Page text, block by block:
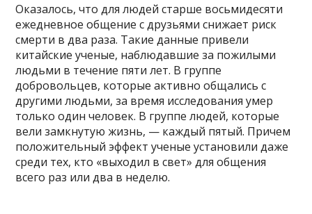
Оказалось, что для людей старше восьмидесяти
ежедневное общение с друзьями снижает риск
смерти в два раза. Такие данные привели
китайские ученые, наблюдавшие за пожилыми
людьми в течение пяти лет. В группе
добровольцев, которые активно общались с
другими людьми, за время исследования умер
только один человек. В группе людей, которые
вели замкнутую жизнь, — каждый пятый. Причем
положительный эффект ученые установили даже
среди тех, кто «выходил в свет» для общения
всего раз или два в неделю.